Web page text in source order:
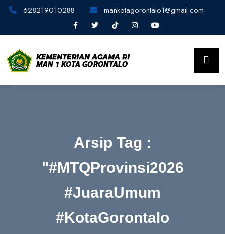
628219010288 mankotagorontalo1@gmail.com
Arsip Tag :
"#MTQProvinsi2026
#JuaraUmum
#KotaGorontalo